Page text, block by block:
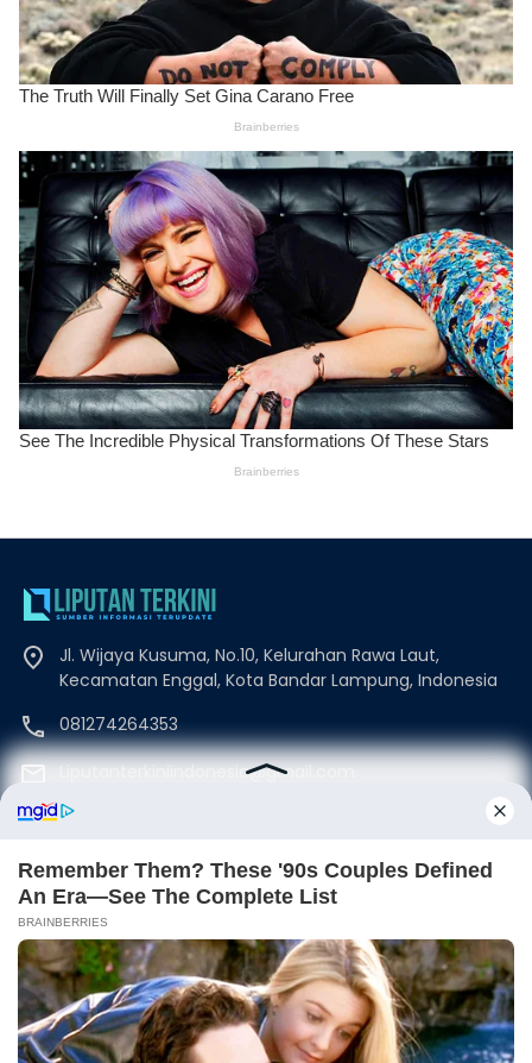
Jl. Wijaya Kusuma, No.10, Kelurahan Rawa Laut,
Kecamatan Enggal, Kota Bandar Lampung, Indonesia
081274264353
Liputanterkiniindonesia@gmail.com
Beranda Disclaimer Redaksi
Kode Etik
Privacy Policy
Pedoman Media Siber
©Copyrights Liputanterkini.id